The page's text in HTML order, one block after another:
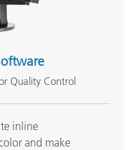
Quality Control
inline
and make